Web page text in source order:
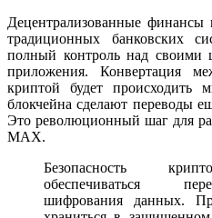
Децентрализованные финансы
традиционных банковских
полный контроль над своими
приложения. Конвертация
криптой будет происходить
блокчейна сделают переводы
Это революционный шаг для
MAX.
Безопасность
обеспечиваться
шифрования данных.